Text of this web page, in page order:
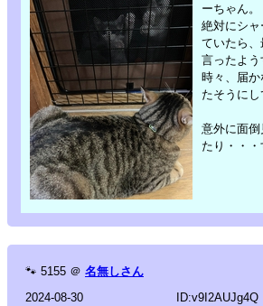
ーちゃん。
絶対にシャ
ていたら、
言ったよう
時々、届
たそうにし
意外に面倒
たり・・・
🐾 5155 ＠ 名無しさん
2024-08-30
ID:v9I2AUJg4Q